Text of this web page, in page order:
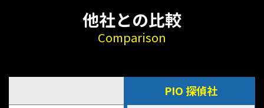
他社との比較
Comparison
PIO 探偵社